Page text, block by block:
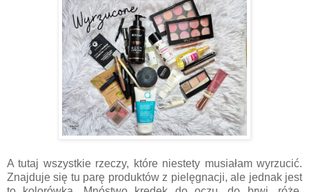
A tutaj wszystkie rzeczy, które niestety musiałam wyrzucić.
Znajduje się tu parę produktów z pielęgnacji, ale jednak jest